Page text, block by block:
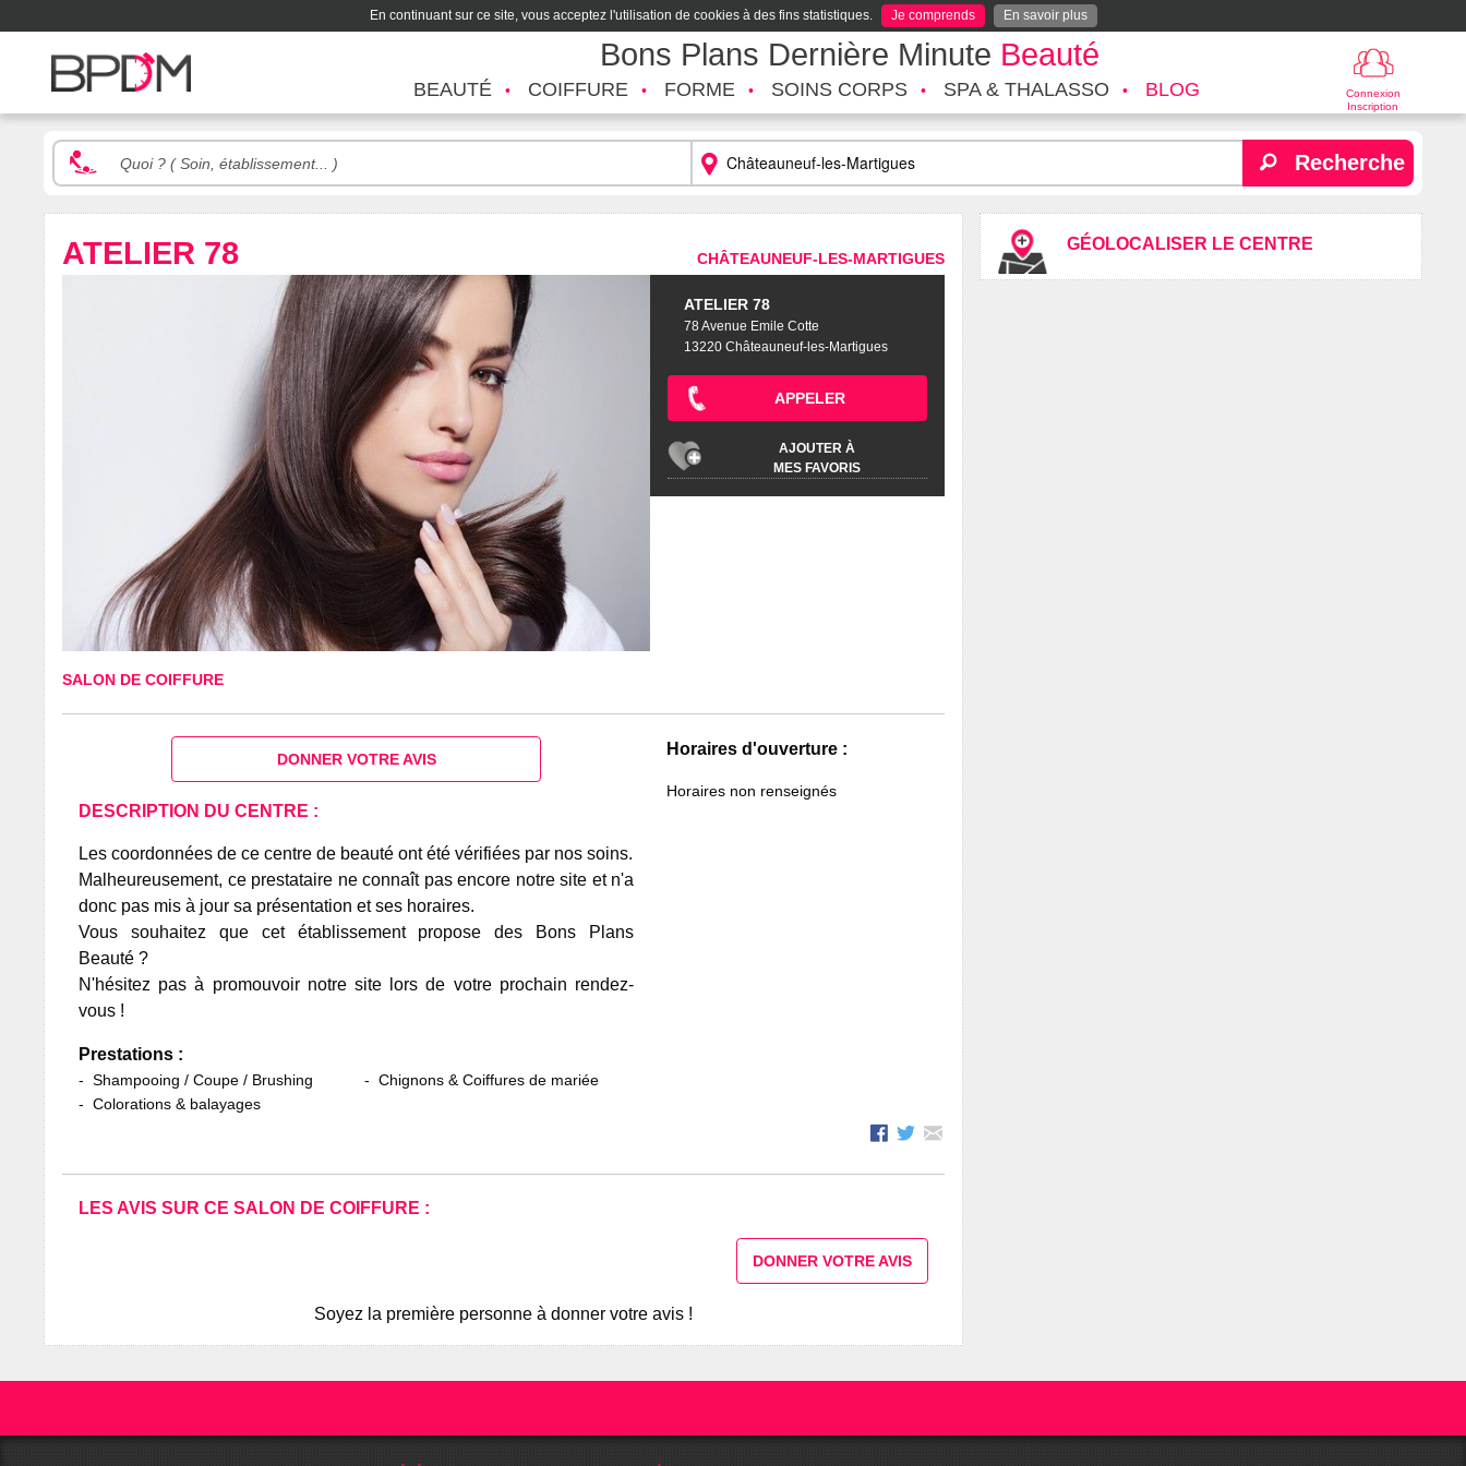
En continuant sur ce site, vous acceptez l'utilisation de cookies à des fins statistiques. Je comprends En savoir plus
Bons Plans Dernière Minute Beauté
Connexion
Inscription
BEAUTÉ COIFFURE FORME SOINS CORPS SPA & THALASSO BLOG
Recherche
GÉOLOCALISER LE CENTRE
ATELIER 78 CHÂTEAUNEUF-LES-MARTIGUES
ATELIER 78
78 Avenue Emile Cotte
13220 Châteauneuf-les-Martigues
APPELER
AJOUTER À
MES FAVORIS
SALON DE COIFFURE
Horaires d'ouverture :
Horaires non renseignés
DONNER VOTRE AVIS
DESCRIPTION DU CENTRE :
Les coordonnées de ce centre de beauté ont été vérifiées par nos soins.
Malheureusement, ce prestataire ne connaît pas encore notre site et n'a
donc pas mis à jour sa présentation et ses horaires.
Vous souhaitez que cet établissement propose des Bons Plans
Beauté ?
N'hésitez pas à promouvoir notre site lors de votre prochain rendez-
vous !
Prestations :
Shampooing / Coupe / Brushing
Colorations & balayages
Chignons & Coiffures de mariée
LES AVIS SUR CE SALON DE COIFFURE :
DONNER VOTRE AVIS
Soyez la première personne à donner votre avis !